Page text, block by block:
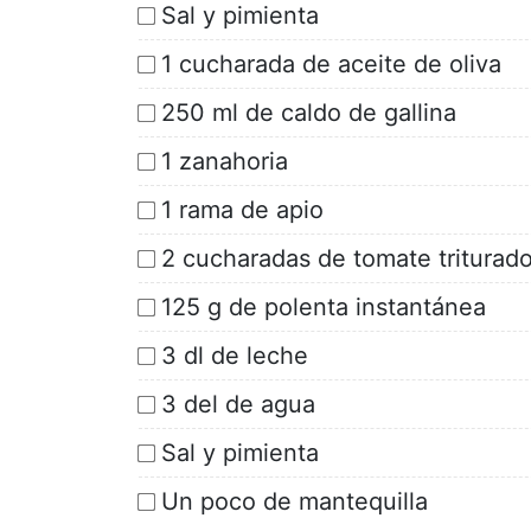
Sal y pimienta
1 cucharada de aceite de oliva
250 ml de caldo de gallina
1 zanahoria
1 rama de apio
2 cucharadas de tomate
125 g de polenta instantánea
3 dl de leche
3 del de agua
Sal y pimienta
Un poco de mantequilla